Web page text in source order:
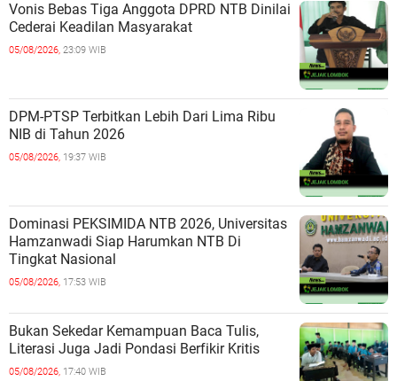
Vonis Bebas Tiga Anggota DPRD NTB Dinilai
Cederai Keadilan Masyarakat
05/08/2026, 23:09 WIB
DPM-PTSP Terbitkan Lebih Dari Lima Ribu
NIB di Tahun 2026
05/08/2026, 19:37 WIB
Dominasi PEKSIMIDA NTB 2026, Universitas
Hamzanwadi Siap Harumkan NTB Di
Tingkat Nasional
05/08/2026, 17:53 WIB
Bukan Sekedar Kemampuan Baca Tulis,
Literasi Juga Jadi Pondasi Berfikir Kritis
05/08/2026, 17:40 WIB